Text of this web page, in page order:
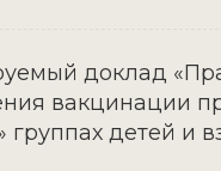
доклад
вакцинации
группах детей и